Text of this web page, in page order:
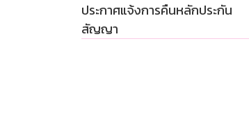
ประกาศแจ้งการคืนหลักประกัน
สัญญา